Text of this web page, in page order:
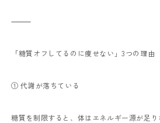
⸻
「糖質オフしてるのに痩せない」3つの理由
① 代謝が落ちている
糖質を制限すると、体はエネルギー源が足